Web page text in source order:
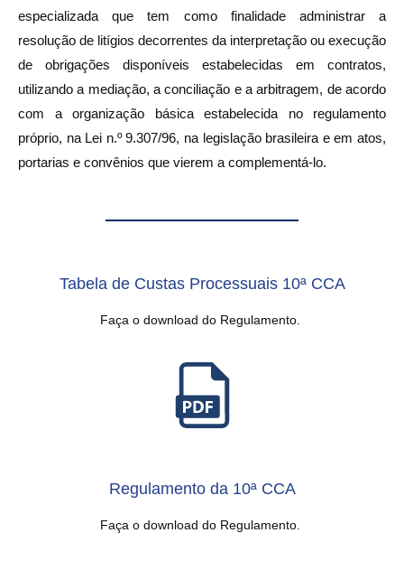
especializada que tem como finalidade administrar a
resolução de litígios decorrentes da interpretação ou execução
de obrigações disponíveis estabelecidas em contratos,
utilizando a mediação, a conciliação e a arbitragem, de acordo
com a organização básica estabelecida no regulamento
próprio, na Lei n.º 9.307/96, na legislação brasileira e em atos,
portarias e convênios que vierem a complementá-lo.
Tabela de Custas Processuais 10ª CCA
Faça o download do Regulamento.
Regulamento da 10ª CCA
Faça o download do Regulamento.